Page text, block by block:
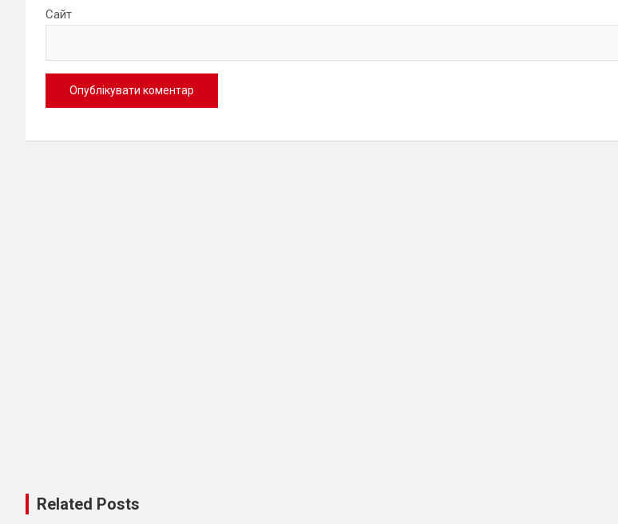
Сайт
Related Posts